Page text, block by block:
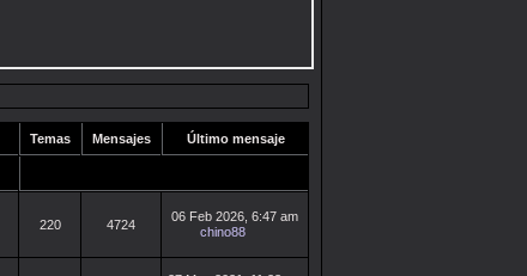
Temas Mensajes Último mensaje
220 4724
06 Feb 2026, 6:47 am
chino88